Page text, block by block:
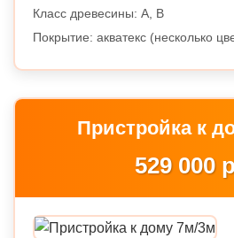
Класс древесины: A, B
Покрытие: акватекс (несколько
Пристройка к
529 000